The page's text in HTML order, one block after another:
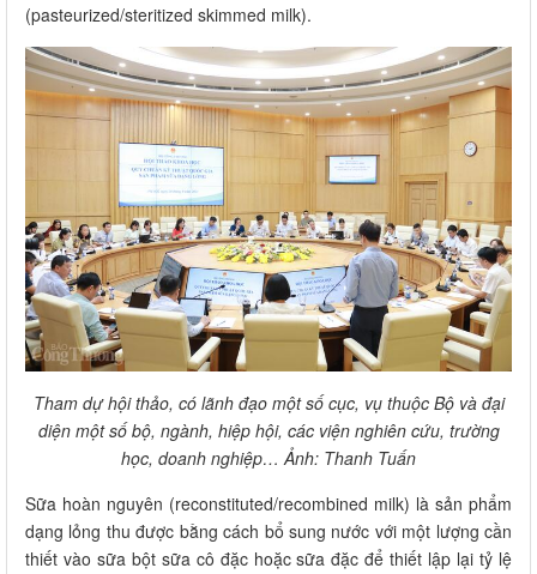
(pasteurized/steritized skimmed milk).
Tham dự hội thảo, có lãnh đạo một số cục, vụ thuộc Bộ và đại
diện một số bộ, ngành, hiệp hội, các viện nghiên cứu, trường
học, doanh nghiệp… Ảnh: Thanh Tuấn
Sữa hoàn nguyên (reconstituted/recombined milk) là sản phẩm
dạng lỏng thu được bằng cách bổ sung nước với một lượng cần
thiết vào sữa bột sữa cô đặc hoặc sữa đặc để thiết lập lại tỷ lệ